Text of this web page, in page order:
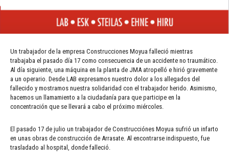
Un trabajador de la empresa Construcciones Moyua falleció mientras
trabajaba el pasado día 17 como consecuencia de un accidente no traumático.
Al día siguiente, una máquina en la planta de JMA atropelló e hirió gravemente
a un operario. Desde LAB expresamos nuestro dolor a los allegados del
fallecido y mostramos nuestra solidaridad con el trabajador herido. Asimismo,
hacemos un llamamiento a la ciudadanía para que participe en la
concentración que se llevará a cabo el próximo miércoles.
El pasado 17 de julio un trabajador de Construcciónes Moyua sufrió un infarto
en unas obras de construcción de Arrasate. Al encontrarse indispuesto, fue
trasladado al hospital, donde falleció.